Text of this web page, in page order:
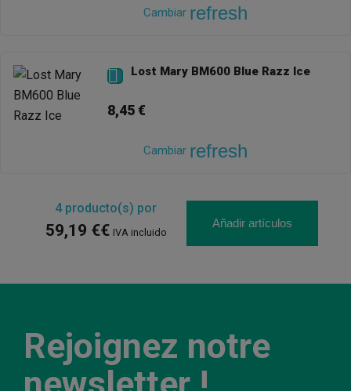
Cambiar refresh
 Lost Mary BM600 Blue Razz Ice
8,45 €
Cambiar refresh
4producto(s) por
59,19 €€ IVA incluido
Añadir artículos
Rejoignez notre